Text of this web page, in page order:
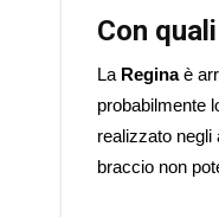
Con
La Reginaè
probabilmente
realizzato negli
braccio non